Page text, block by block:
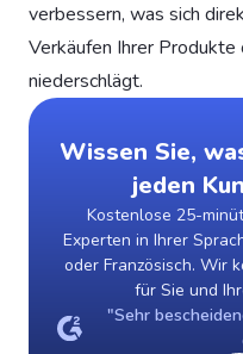
verbessern, was sich
Verkäufen Ihrer
niederschlägt.
Wissen Sie,
jeden
Kostenlose 25-
Experten in Ihrer
oder Französisch. Wir
für Sie und
"Sehr